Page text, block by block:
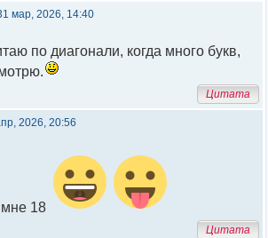
мар, 2026, 14:40
по диагонали, когда много букв,
Цитата
2026, 20:56
мне 18
Цитата